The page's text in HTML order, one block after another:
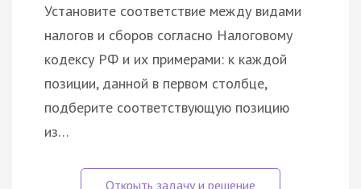
Установите соответствие между видами
налогов и сборов согласно Налоговому
кодексу РФ и их примерами: к каждой
позиции, данной в первом столбце,
подберите соответствующую позицию
из…